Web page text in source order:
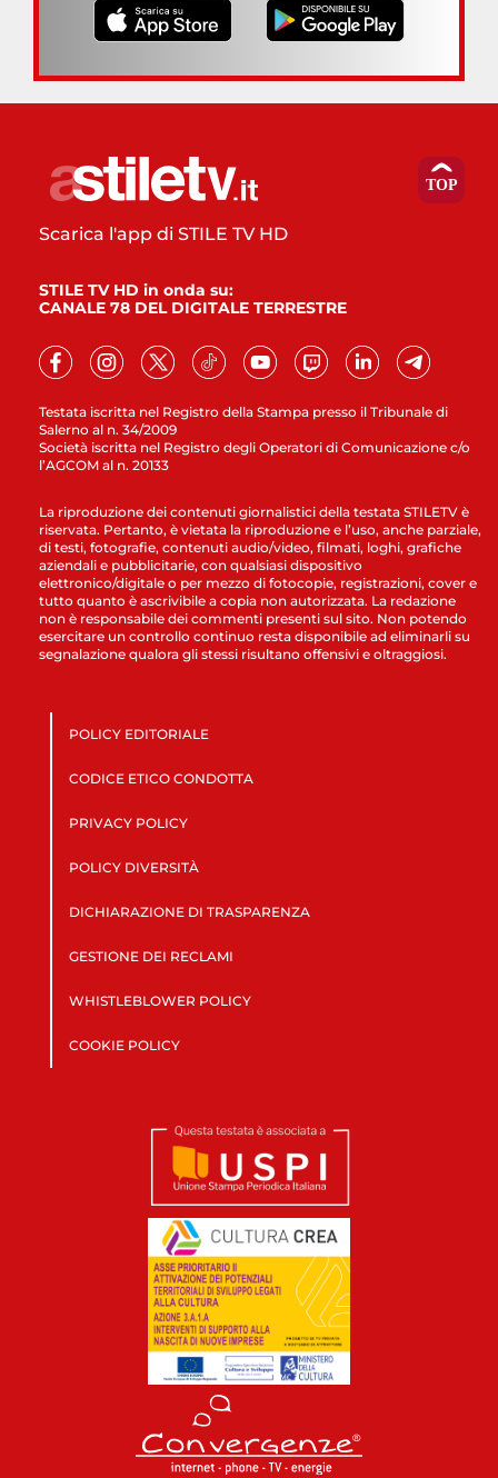
Testata iscritta nel Registro della Stampa presso il Tribunale di
Salerno al n. 34/2009
Società iscritta nel Registro degli Operatori di Comunicazione c/o
l’AGCOM al n. 20133
Scarica l'app di STILE TV HD
STILE TV HD in onda su:
CANALE 78 DEL DIGITALE TERRESTRE
La riproduzione dei contenuti giornalistici della testata STILETV è
riservata. Pertanto, è vietata la riproduzione e l’uso, anche parziale,
di testi, fotografie, contenuti audio/video, filmati, loghi, grafiche
aziendali e pubblicitarie, con qualsiasi dispositivo
elettronico/digitale o per mezzo di fotocopie, registrazioni, cover e
tutto quanto è ascrivibile a copia non autorizzata. La redazione
non è responsabile dei commenti presenti sul sito. Non potendo
esercitare un controllo continuo resta disponibile ad eliminarli su
segnalazione qualora gli stessi risultano offensivi e oltraggiosi.
POLICY EDITORIALE
CODICE ETICO CONDOTTA
PRIVACY POLICY
POLICY DIVERSITÀ
DICHIARAZIONE DI TRASPARENZA
GESTIONE DEI RECLAMI
WHISTLEBLOWER POLICY
COOKIE POLICY